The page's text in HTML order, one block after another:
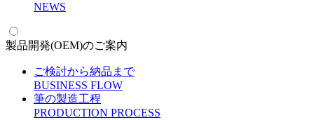
NEWS
製品開発(OEM)のご案内
ご検討から納品まで
BUSINESS FLOW
筆の製造工程
PRODUCTION PROCESS